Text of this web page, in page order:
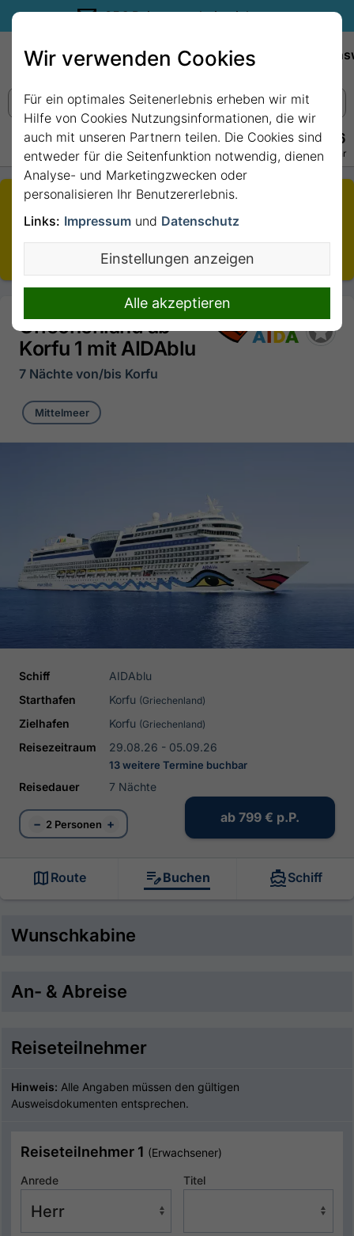
35€ Reisegutschein sichern.
Empfehlungen Reiseziele Reedereien
+49 228 3875 7256
Persönlich · Kostenlos · Täglich 08–22 Uhr
Die von Ihnen aufgerufene Kreuzfahrt ist nicht mehr
buchbar.
Sie wurden daher auf den aktuellsten Termin
weitergeleitet.
Griechenland ab
Korfu 1 mit AIDAblu
7 Nächte von/bis Korfu
Mittelmeer
Schiff
AIDAblu
Starthafen
Korfu (Griechenland)
Zielhafen Korfu (Griechenland)
Reisezeitraum 29.08.26 - 05.09.26
13 weitere Termine buchbar
Reisedauer 7 Nächte
− 2 Personen + ab 799 € p.P.
Route Buchen Schiff
Wunschkabine
An- & Abreise
Reiseteilnehmer
Hinweis: Alle Angaben müssen den gültigen
Ausweisdokumenten entsprechen.
Reiseteilnehmer 1 (Erwachsener)
Anrede Titel
Wir verwenden Cookies
Für ein optimales Seitenerlebnis erheben wir mit
Hilfe von Cookies Nutzungsinformationen, die wir
auch mit unseren Partnern teilen. Die Cookies sind
entweder für die Seitenfunktion notwendig, dienen
Analyse- und Marketingzwecken oder
personalisieren Ihr Benutzererlebnis.
Links: Impressum und Datenschutz
Einstellungen anzeigen
Alle akzeptieren